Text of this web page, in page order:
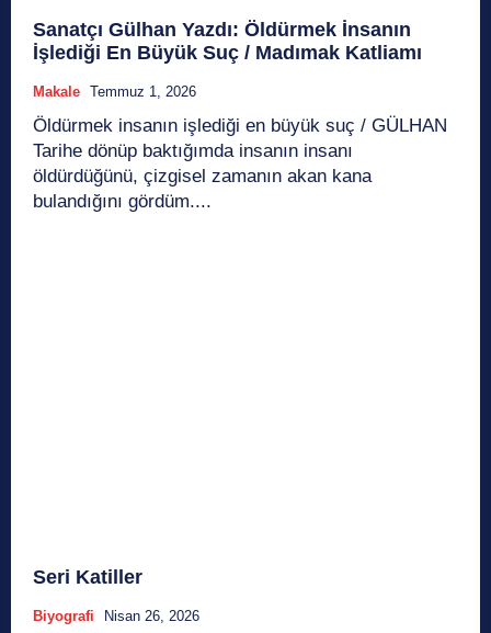
Sanatçı Gülhan Yazdı: Öldürmek İnsanın
İşlediği En Büyük Suç / Madımak Katliamı
Makale Temmuz 1, 2026
Öldürmek insanın işlediği en büyük suç / GÜLHAN
Tarihe dönüp baktığımda insanın insanı
öldürdüğünü, çizgisel zamanın akan kana
bulandığını gördüm....
Seri Katiller
Biyografi Nisan 26, 2026